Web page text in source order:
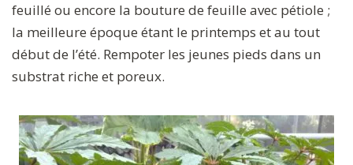
feuillé ou encore la bouture de feuille avec pétiole ;
la meilleure époque étant le printemps et au tout
début de l’été. Rempoter les jeunes pieds dans un
substrat riche et poreux.